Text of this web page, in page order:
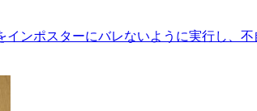
ンポスターにバレないように実行し、